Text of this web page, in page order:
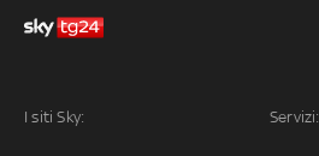
I siti Sky: Servizi: